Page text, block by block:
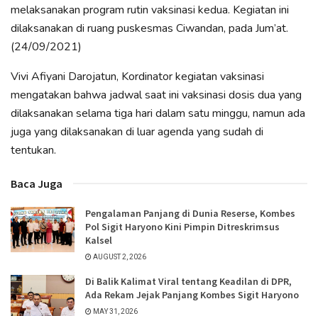
melaksanakan program rutin vaksinasi kedua. Kegiatan ini
dilaksanakan di ruang puskesmas Ciwandan, pada Jum’at.
(24/09/2021)
Vivi Afiyani Darojatun, Kordinator kegiatan vaksinasi
mengatakan bahwa jadwal saat ini vaksinasi dosis dua yang
dilaksanakan selama tiga hari dalam satu minggu, namun ada
juga yang dilaksanakan di luar agenda yang sudah di
tentukan.
Baca Juga
Pengalaman Panjang di Dunia Reserse, Kombes
Pol Sigit Haryono Kini Pimpin Ditreskrimsus
Kalsel
AUGUST 2, 2026
Di Balik Kalimat Viral tentang Keadilan di DPR,
Ada Rekam Jejak Panjang Kombes Sigit Haryono
MAY 31, 2026